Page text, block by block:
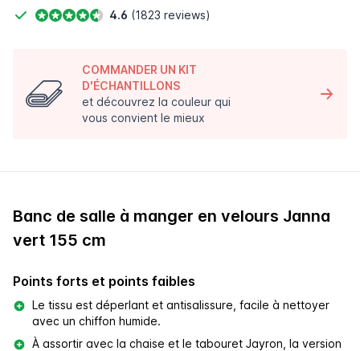
4.6 (1823 reviews)
COMMANDER UN KIT
D'ÉCHANTILLONS
et découvrez la couleur qui
vous convient le mieux
Banc de salle à manger en velours Janna
vert 155 cm
Points forts et points faibles
Le tissu est déperlant et antisalissure, facile à nettoyer
avec un chiffon humide.
À assortir avec la chaise et le tabouret Jayron, la version